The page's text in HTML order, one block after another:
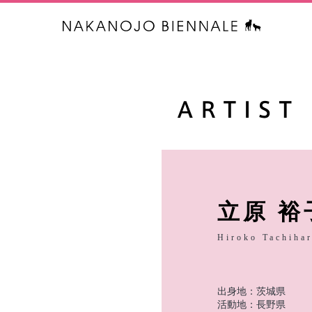
中之条ビ
立原 裕
Hiroko
出身地：茨城県
活動地：長野県